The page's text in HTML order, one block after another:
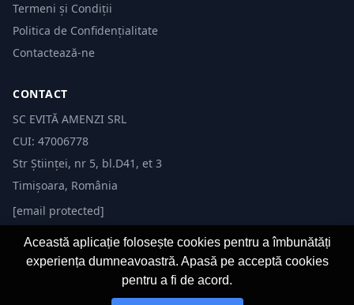
Termeni și Condiții
Politica de Confidențialitate
Contactează-ne
CONTACT
SC EVITĂ AMENZI SRL
CUI: 47006778
Str Științei, nr 5, bl.D41, et 3
Timișoara, România
[email protected]
© 2026 Evită Amenzi. Toate drepturile rezervate.
Această aplicație folosește cookies pentru a îmbunătăți
experiența dumneavoastră. Apasă pe acceptă cookies
pentru a fi de acord.